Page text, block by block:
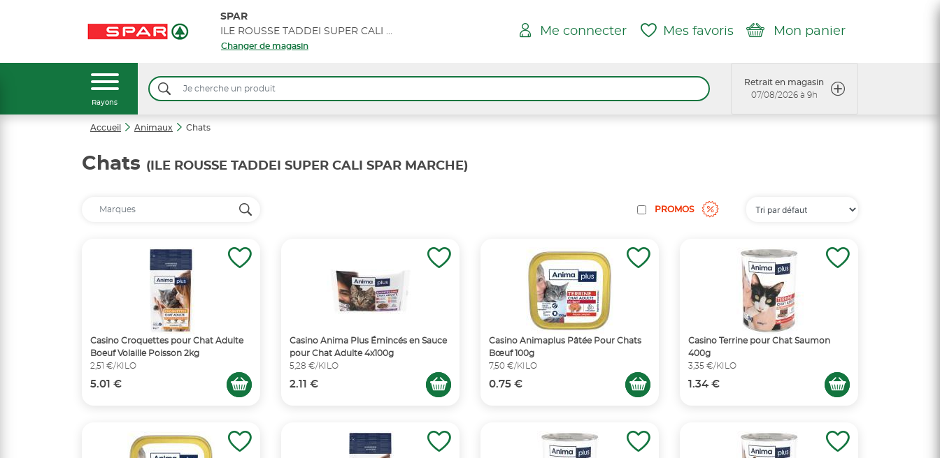
SPAR
ILE ROUSSE TADDEI SUPER CALI SPAR MARCHE
Changer de magasin
Me connecter Mes favoris Mon panier
Rayons
Retrait en magasin
07/08/2026 à 9h
Accueil Animaux Chats
Chats (ILE ROUSSE TADDEI SUPER CALI SPAR MARCHE)
PROMOS
Casino Croquettes pour Chat Adulte
Boeuf Volaille Poisson 2kg
2,51 €/KILO
5.01 €
Casino Anima Plus Émincés en Sauce
pour Chat Adulte 4x100g
5,28 €/KILO
2.11 €
Casino Animaplus Pâtée Pour Chats
Bœuf 100g
7,50 €/KILO
0.75 €
Casino Terrine pour Chat Saumon
400g
3,35 €/KILO
1.34 €